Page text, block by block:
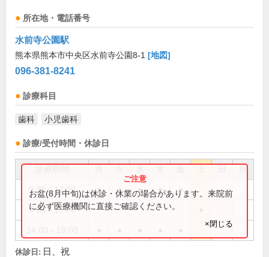
所在地・電話番号
水前寺公園駅
熊本県熊本市中央区水前寺公園8-1 [地図]
096-381-8241
診療科目
歯科 小児歯科
診療/受付時間・休診日
祝
9:30～12:00 ● ● ● ● ●
9:30～13:00
お盆(8月中旬)は休診・休業の場合があります。来院前
に必ず医療機関に直接ご確認ください。
×閉じる
休診日: 日、祝